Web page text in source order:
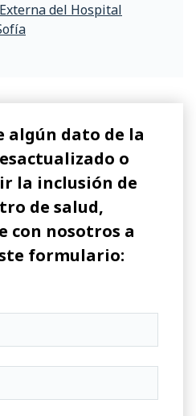
del Hospital
algún dato de la
o
la inclusión de
de salud,
con nosotros a
formulario: